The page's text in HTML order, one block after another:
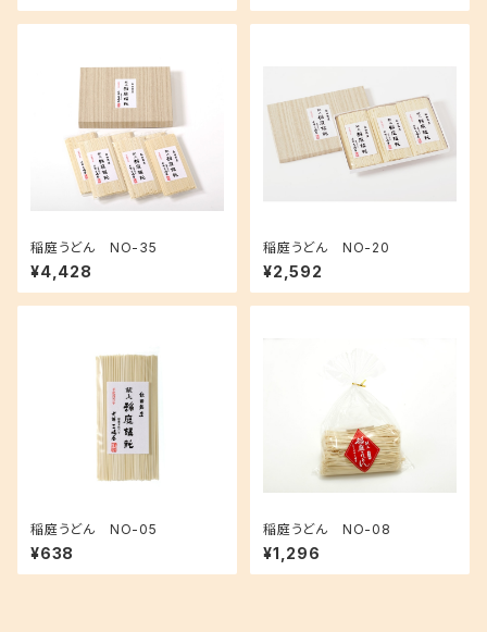
稲庭うどん NO-35
¥4,428
稲庭うどん NO-20
¥2,592
稲庭うどん NO-05
¥638
稲庭うどん NO-08
¥1,296